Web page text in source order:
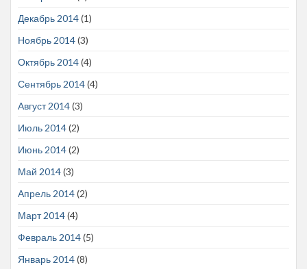
Декабрь 2014(1)
Ноябрь 2014(3)
Октябрь 2014(4)
Сентябрь 2014(4)
Август 2014(3)
Июль 2014(2)
Июнь 2014(2)
Май 2014(3)
Апрель 2014(2)
Март 2014(4)
Февраль 2014(5)
Январь 2014(8)